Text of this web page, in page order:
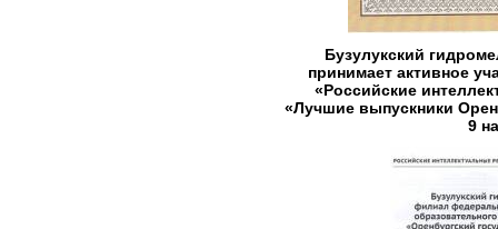
Бузулукский
принимает активное
«Российские
«Лучшие выпускники
9